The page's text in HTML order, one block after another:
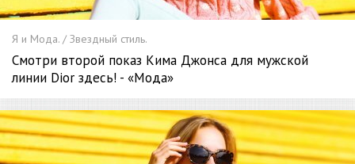
Я и Мода. / Звездный стиль.
Смотри второй показ Кима Джонса для мужской
линии Dior здесь! - «Мода»